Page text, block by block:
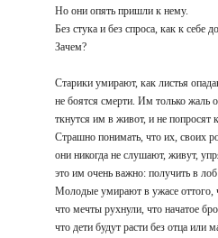
Но они опять пришли к нему.
Без стука и без спроса, как к себе
Зачем?
Старики умирают, как листья
не боятся смерти. Им только жаль
ткнутся им в живот, и не попросят
Страшно понимать, что их, своих
они никогда не слушают, живут,
это им очень важно: получить в
Молодые умирают в ужасе оттого,
что мечты рухнули, что начатое
что дети будут расти без отца или